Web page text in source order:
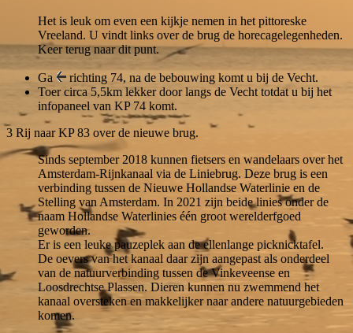
Het is leuk om even een kijkje nemen in het pittoreske
Vreeland. U vindt links over de brug de horecagelegenheden.
Keer terug naar dit punt.
Ga
richting 74, na de bebouwing komt u bij de Vecht.
Toer circa 5,5km lekker door langs de Vecht totdat u bij het
infopaneel van KP 74 komt.
3 Rij naar KP 83 over de nieuwe brug.
Sinds september 2018 kunnen fietsers en wandelaars over het
Amsterdam-Rijnkanaal via de Liniebrug. Deze brug is een
verbinding tussen de Nieuwe Hollandse Waterlinie en de
Stelling van Amsterdam. In 2021 zijn beide linies onder de
naam Hollandse Waterlinies één groot werelderfgoed
geworden.
Er is een leuke pauzeplek aan de ellenlange picknicktafel.
De oevers van het kanaal daar zijn aangepast als onderdeel
van de natuurverbinding tussen de Vinkeveense en
Loosdrechtse Plassen. Dieren kunnen nu zwemmend het
kanaal oversteken en makkelijker naar andere natuurgebieden
komen.